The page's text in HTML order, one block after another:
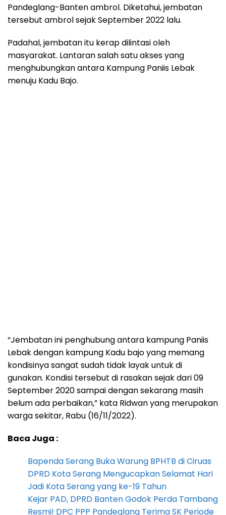
Pandeglang-Banten ambrol. Diketahui, jembatan
tersebut ambrol sejak September 2022 lalu.
Padahal, jembatan itu kerap dilintasi oleh
masyarakat. Lantaran salah satu akses yang
menghubungkan antara Kampung Paniis Lebak
menuju Kadu Bajo.
“Jembatan ini penghubung antara kampung Paniis
Lebak dengan kampung Kadu bajo yang memang
kondisinya sangat sudah tidak layak untuk di
gunakan. Kondisi tersebut di rasakan sejak dari 09
September 2020 sampai dengan sekarang masih
belum ada perbaikan,” kata Ridwan yang merupakan
warga sekitar, Rabu (16/11/2022).
Baca Juga :
Bapenda Serang Buka Warung BPHTB di Ciruas
DPRD Kota Serang Mengucapkan Selamat Hari
Jadi Kota Serang yang ke-19 Tahun
Kejar PAD, DPRD Banten Godok Perda Tambang
Resmi! DPC PPP Pandeglang Terima SK Periode